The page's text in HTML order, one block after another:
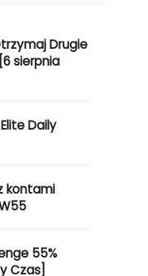
Drugie
sierpnia
Daily
kontami
55%
Czas]